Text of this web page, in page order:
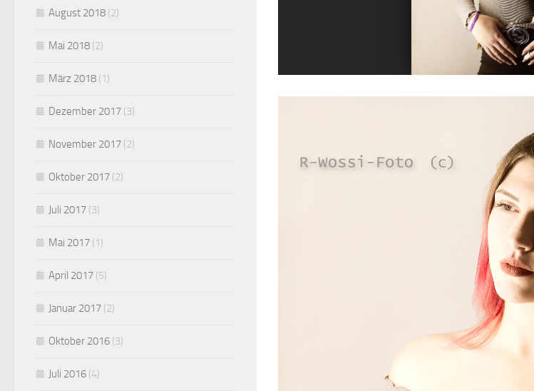
August 2018 (2)
Mai 2018 (2)
März 2018 (1)
Dezember 2017 (3)
November 2017 (2)
Oktober 2017 (2)
Juli 2017 (3)
Mai 2017 (1)
April 2017 (5)
Januar 2017 (2)
Oktober 2016 (3)
Juli 2016 (4)